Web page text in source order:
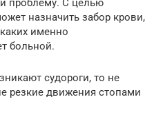
проблему. С целью
назначить забор крови,
именно
больной.
судороги, то не
резкие движения стопами